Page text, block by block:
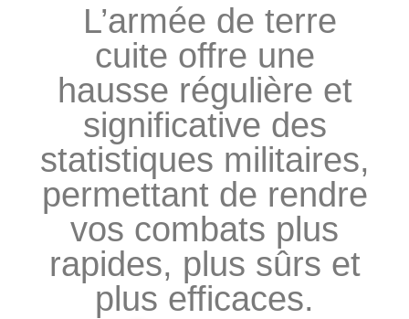
L’armée de terre
cuite offre une
hausse régulière et
significative des
statistiques militaires,
permettant de rendre
vos combats plus
rapides, plus sûrs et
plus efficaces.